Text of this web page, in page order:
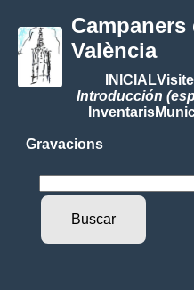
València
INICIAL
Introducción
Inventaris
Gravacions